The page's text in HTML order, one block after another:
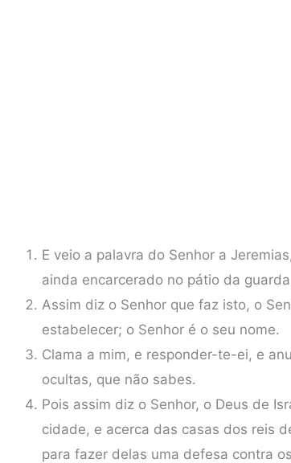
E veio a palavra do Senhor a
ainda encarcerado no pátio da
Assim diz o Senhor que faz isto, o
estabelecer; o Senhor é o seu nome.
Clama a mim, e responder-te-ei, e
ocultas, que não sabes.
Pois assim diz o Senhor, o Deus de
cidade, e acerca das casas dos reis
para fazer delas uma defesa contra